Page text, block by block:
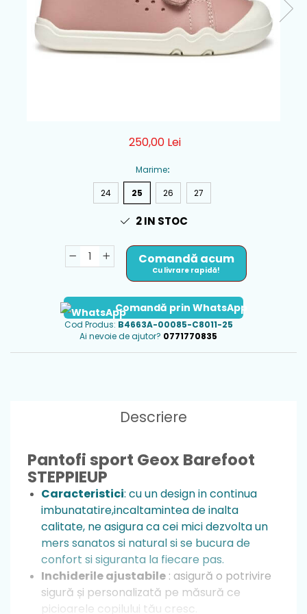
250,00 Lei
Marime:
24
25 26 27
2IN STOC
Comandă acum
Cu livrare rapidă!
Comandă prin WhatsApp
Cod Produs: B4663A-00085-C8011-25
Ai nevoie de ajutor? 0771770835
Descriere
Pantofi sport Geox Barefoot
STEPPIEUP
Caracteristici: cu un design in continua
imbunatatire,incaltamintea de inalta
calitate, ne asigura ca cei mici dezvolta un
mers sanatos si natural si se bucura de
confort si siguranta la fiecare pas.
Inchiderile ajustabile : asigură o potrivire
sigură și personalizată pe măsură ce
picioarele copilului tău cresc.